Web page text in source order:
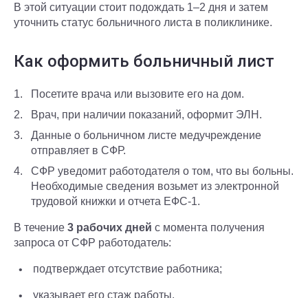
В этой ситуации стоит подождать 1–2 дня и затем
уточнить статус больничного листа в поликлинике.
Как оформить больничный лист
Посетите врача или вызовите его на дом.
Врач, при наличии показаний, оформит ЭЛН.
Данные о больничном листе медучреждение
отправляет в СФР.
СФР уведомит работодателя о том, что вы больны.
Необходимые сведения возьмет из электронной
трудовой книжки и отчета ЕФС-1.
В течение 3 рабочих дней с момента получения
запроса от СФР работодатель:
подтверждает отсутствие работника;
указывает его стаж работы.